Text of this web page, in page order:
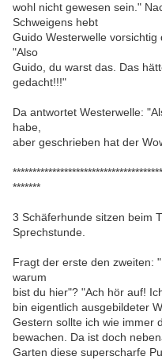
wohl nicht gewesen sein."
Schweigens hebt
Guido Westerwelle
"Also
Guido, du warst das. Das
gedacht!!!"
Da antwortet Westerwelle:
habe,
aber geschrieben hat der
*******
3 Schäferhunde sitzen beim
Sprechstunde.
Fragt der erste den zweiten:
warum
bist du hier"? "Ach hör auf!
bin eigentlich ausgebildeter
Gestern sollte ich wie immer
bewachen. Da ist doch
Garten diese superscharfe